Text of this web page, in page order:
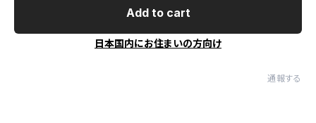
Add to cart
日本国内にお住まいの方向け
通報する